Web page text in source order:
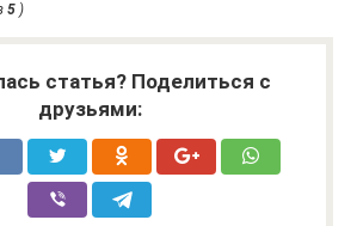
5 )
статья? Поделиться с
друзьями: